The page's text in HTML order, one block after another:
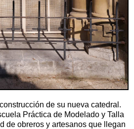
de su nueva catedral.
Práctica de Modelado y Talla
de obreros y artesanos que llegan